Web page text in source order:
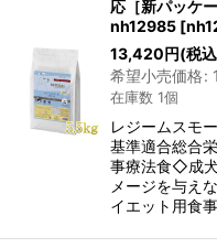
応［新パッケ
nh12985 [
13,420円(税
希望小売価格:
在庫数 1個
レジームスモ
基準適合総合
事療法食◇成
メージを与え
イエット用食